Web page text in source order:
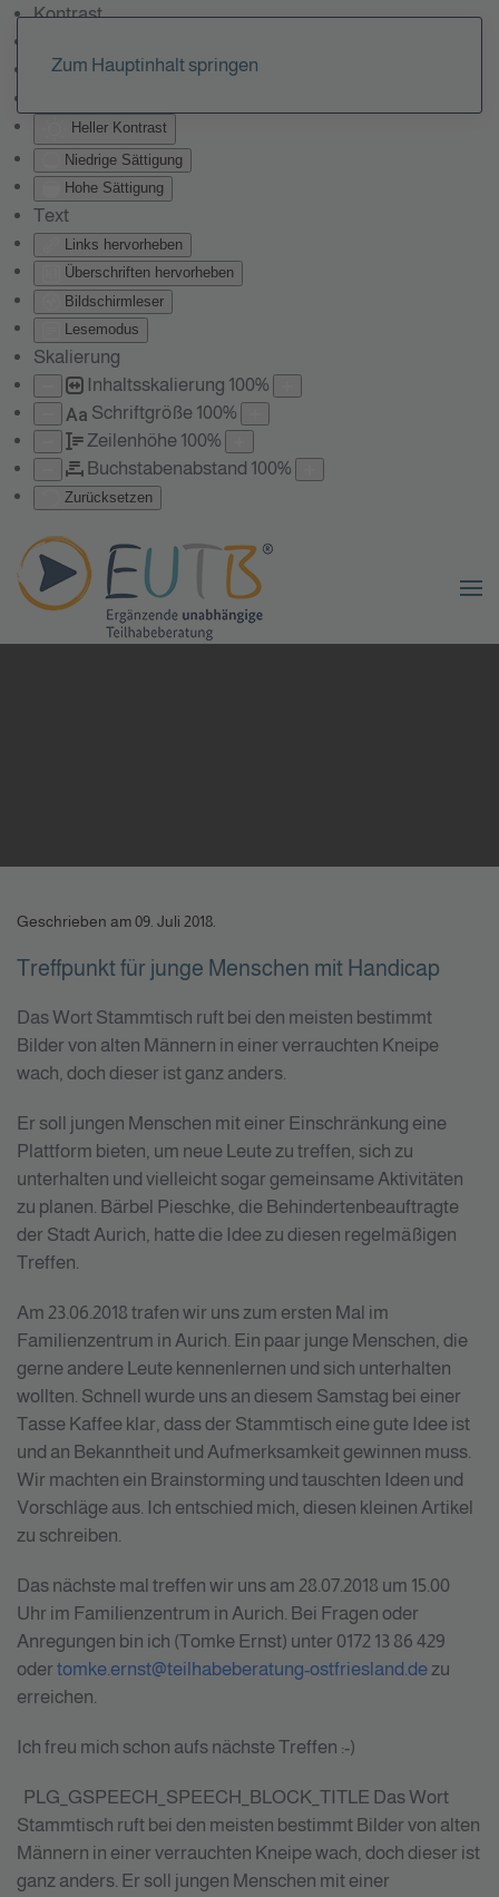
Kontrast
Monochrom
Heller Kontrast
Niedrige Sättigung
Hohe Sättigung
Text
Links hervorheben
Überschriften hervorheben
Bildschirmleser
Lesemodus
Skalierung
Inhaltsskalierung 100%
Aa Schriftgröße 100%
Zeilenhöhe 100%
Buchstabenabstand 100%
Zurücksetzen
Zum Hauptinhalt springen
Geschrieben am09. Juli 2018.
Treffpunkt für junge Menschen mit Handicap
Das Wort Stammtisch ruft bei den meisten bestimmt
Bilder von alten Männern in einer verrauchten Kneipe
wach, doch dieser ist ganz anders.
Er soll jungen Menschen mit einer Einschränkung eine
Plattform bieten, um neue Leute zu treffen, sich zu
unterhalten und vielleicht sogar gemeinsame Aktivitäten
zu planen. Bärbel Pieschke, die Behindertenbeauftragte
der Stadt Aurich, hatte die Idee zu diesen regelmäßigen
Treffen.
Am 23.06.2018 trafen wir uns zum ersten Mal im
Familienzentrum in Aurich. Ein paar junge Menschen, die
gerne andere Leute kennenlernen und sich unterhalten
wollten. Schnell wurde uns an diesem Samstag bei einer
Tasse Kaffee klar, dass der Stammtisch eine gute Idee ist
und an Bekanntheit und Aufmerksamkeit gewinnen muss.
Wir machten ein Brainstorming und tauschten Ideen und
Vorschläge aus. Ich entschied mich, diesen kleinen Artikel
zu schreiben.
Das nächste mal treffen wir uns am 28.07.2018 um 15.00
Uhr im Familienzentrum in Aurich. Bei Fragen oder
Anregungen bin ich (Tomke Ernst) unter 0172 13 86 429
oder tomke.ernst@teilhabeberatung-ostfriesland.dezu
erreichen.
Ich freu mich schon aufs nächste Treffen :-)
PLG_GSPEECH_SPEECH_BLOCK_TITLE Das Wort
Stammtisch ruft bei den meisten bestimmt Bilder von alten
Männern in einer verrauchten Kneipe wach, doch dieser ist
ganz anders. Er soll jungen Menschen mit einer